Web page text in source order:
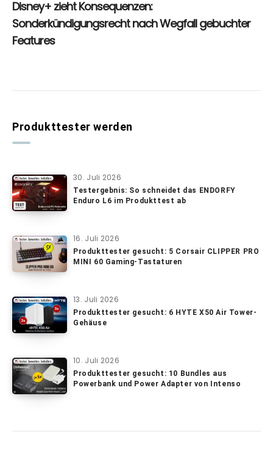
Produkttester werden
30. Juli 2026
Testergebnis: So schneidet das ENDORFY
Enduro L6 im Produkttest ab
16. Juli 2026
Produkttester gesucht: 5 Corsair CLIPPER PRO
MINI 60 Gaming-Tastaturen
13. Juli 2026
Produkttester gesucht: 6 HYTE X50 Air Tower-
Gehäuse
10. Juli 2026
Produkttester gesucht: 10 Bundles aus
Powerbank und Power Adapter von Intenso